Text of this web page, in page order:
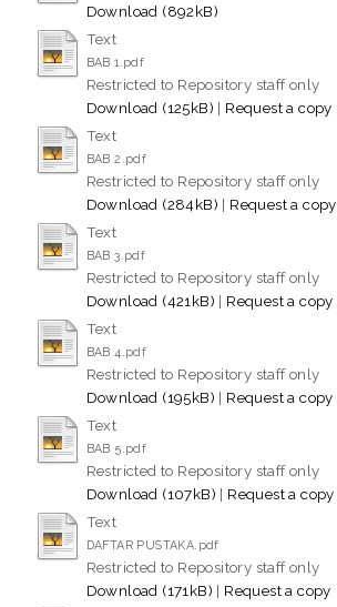
Download (892kB)
Text
BAB 1.pdf
Restricted to Repository staff only
Download (125kB) | Request a copy
Text
BAB 2.pdf
Restricted to Repository staff only
Download (284kB) | Request a copy
Text
BAB 3.pdf
Restricted to Repository staff only
Download (421kB) | Request a copy
Text
BAB 4.pdf
Restricted to Repository staff only
Download (195kB) | Request a copy
Text
BAB 5.pdf
Restricted to Repository staff only
Download (107kB) | Request a copy
Text
DAFTAR PUSTAKA.pdf
Restricted to Repository staff only
Download (171kB) | Request a copy